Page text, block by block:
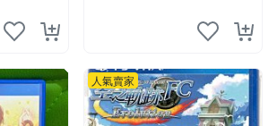
人氣賣家